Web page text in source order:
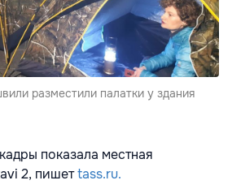
разместили палатки у здания
показала местная
2, пишетtass.ru.